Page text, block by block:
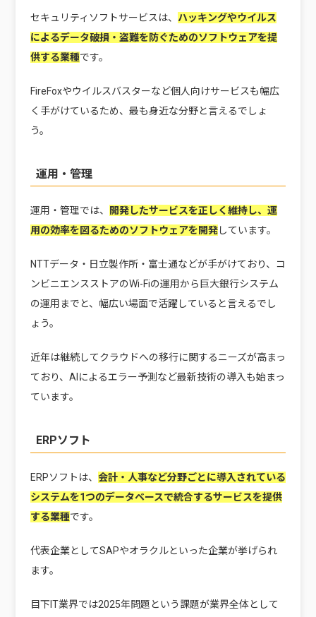
セキュリティソフトサービスは、 ハッキングやウイルス
によるデータ破損・盗難を防ぐためのソフトウェアを提
供する業種です。
FireFoxやウイルスバスターなど個人向けサービスも幅広
く手がけているため、最も身近な分野と言えるでしょ
う。
運用・管理
運用・管理では、
開発したサービスを正しく維持し、運
用の効率を図るためのソフトウェアを開発しています。
NTTデータ・日立製作所・富士通などが手がけており、コ
ンビニエンスストアのWi-Fiの運用から巨大銀行システム
の運用までと、幅広い場面で活躍していると言えるでし
ょう。
近年は継続してクラウドへの移行に関するニーズが高まっ
ており、AIによるエラー予測など最新技術の導入も始まっ
ています。
ERPソフト
ERPソフトは、 会計・人事など分野ごとに導入されている
システムを1つのデータベースで統合するサービスを提供
する業種です。
代表企業としてSAPやオラクルといった企業が挙げられ
ます。
目下IT業界では2025年問題という課題が業界全体として